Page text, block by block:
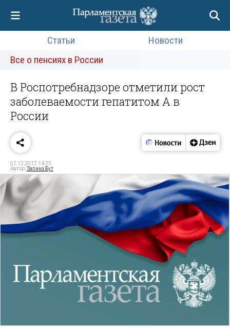
Статьи
Новости
Все о пенсиях в России
В Роспотребнадзоре отметили рост
заболеваемости гепатитом А в
России‍
07.12.2017 14:25
Автор:Залина Бут